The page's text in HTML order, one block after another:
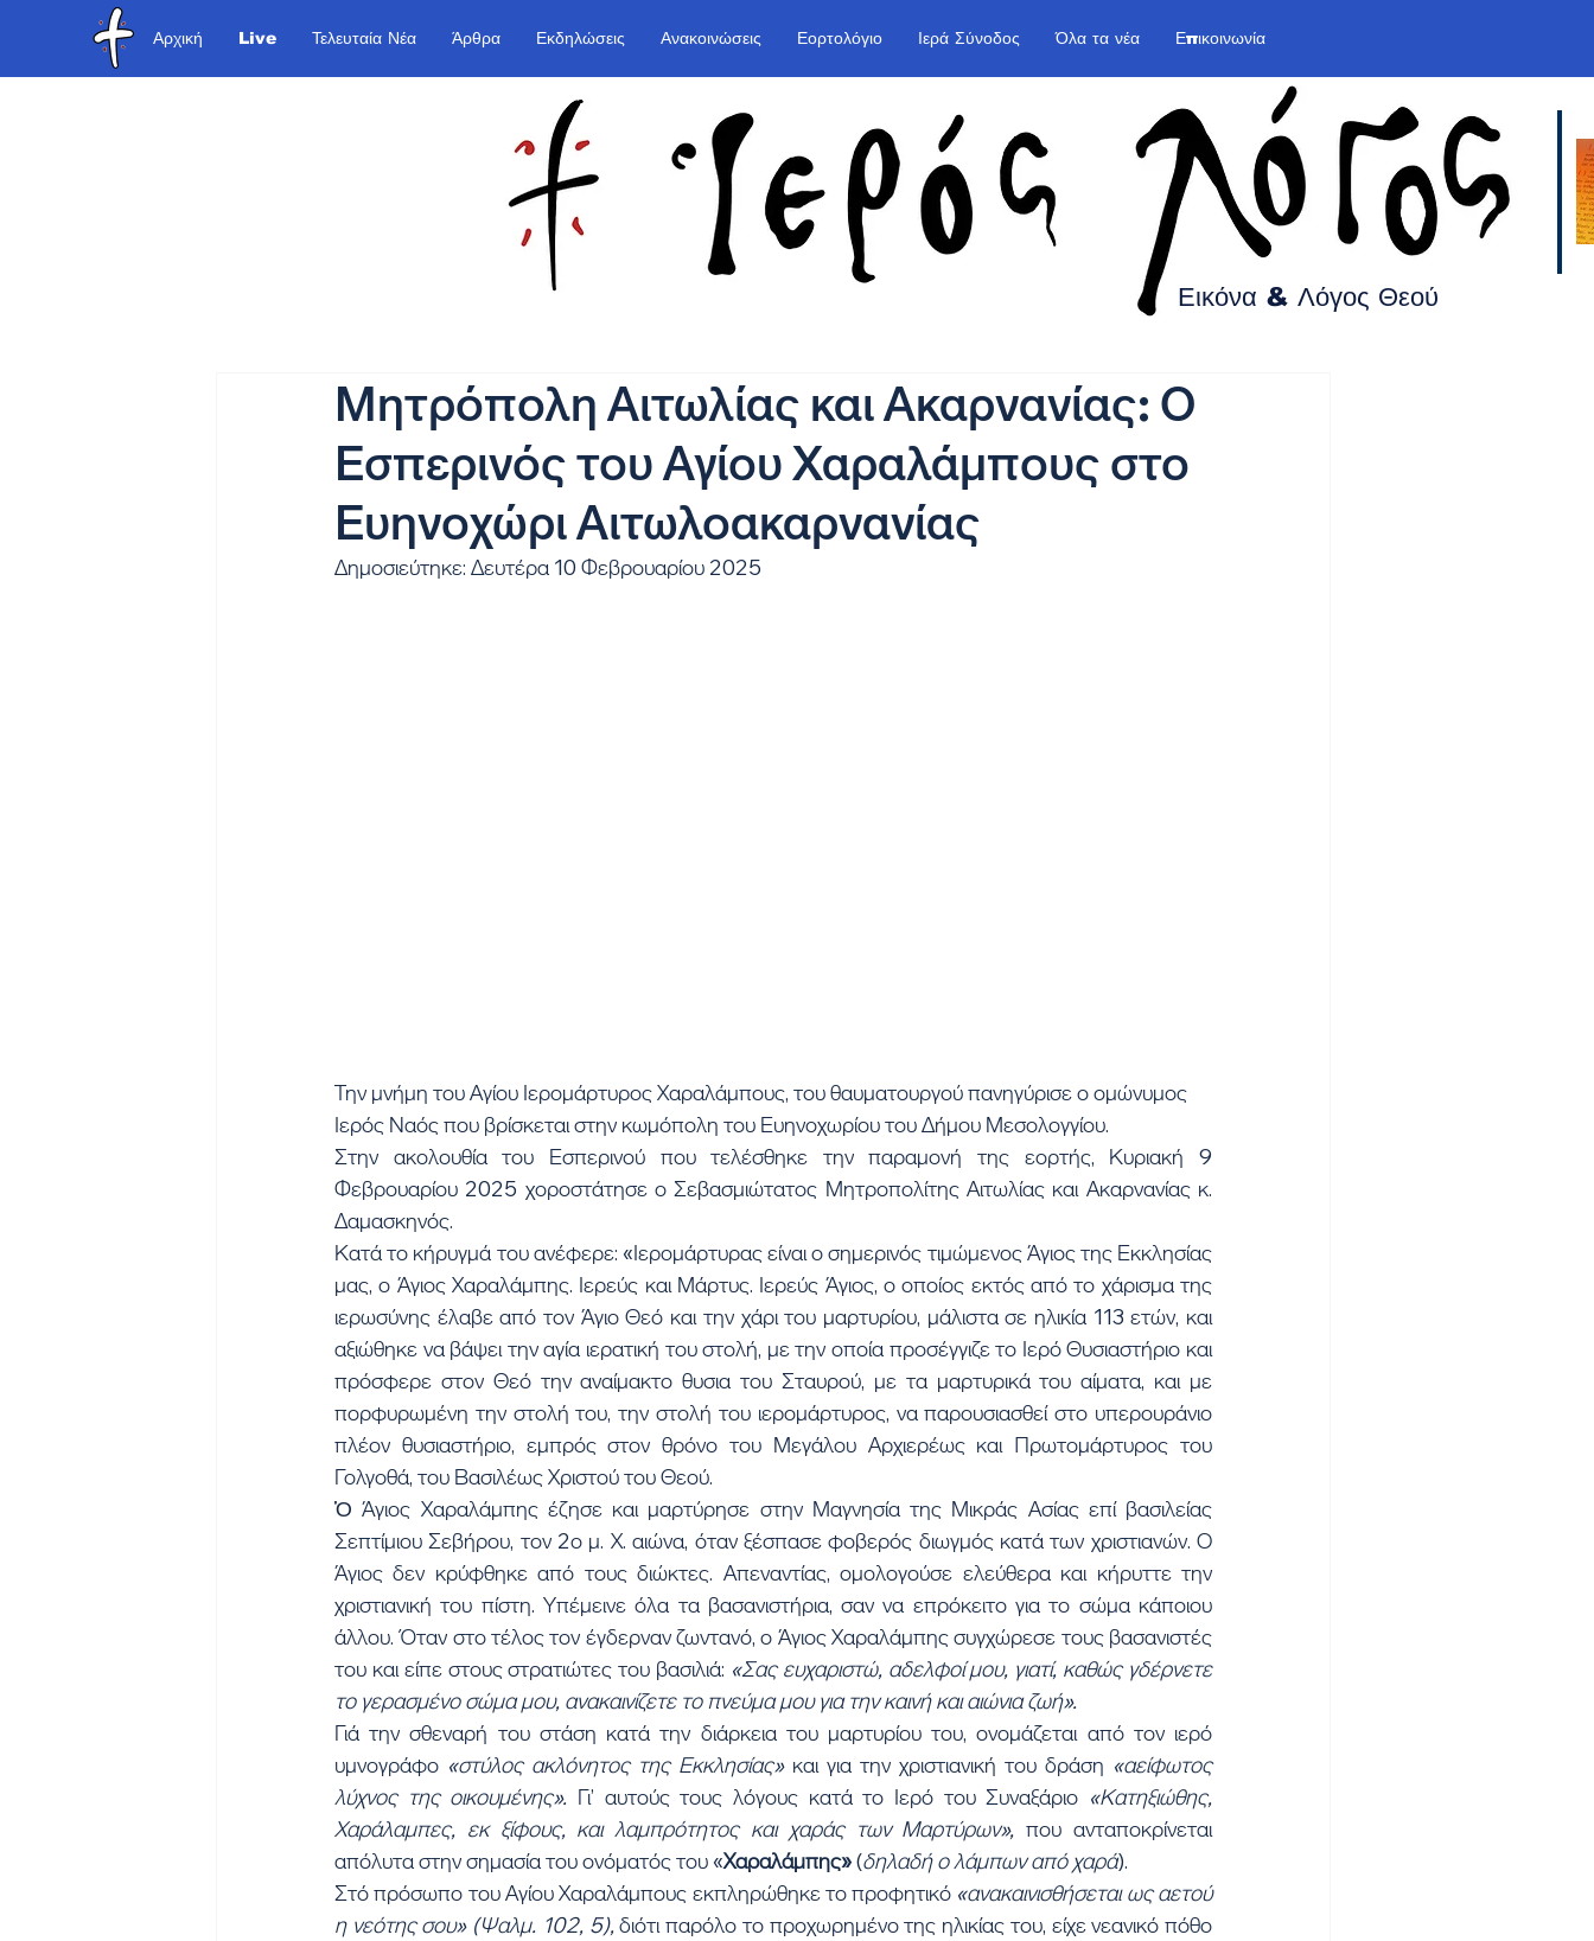
Αρχική Live Τελευταία Νέα Άρθρα Εκδηλώσεις Ανακοινώσεις Εορτολόγιο Ιερά Σύνοδος Όλα τα νέα Επικοινωνία
Εικόνα & Λόγος Θεού
Μητρόπολη Αιτωλίας και Ακαρνανίας: Ο
Εσπερινός του Αγίου Χαραλάμπους στο
Ευηνοχώρι Αιτωλοακαρνανίας
Δημοσιεύτηκε: Δευτέρα 10 Φεβρουαρίου 2025
Την μνήμη του Αγίου Ιερομάρτυρος Χαραλάμπους, του θαυματουργού πανηγύρισε ο ομώνυμος
Ιερός Ναός που βρίσκεται στην κωμόπολη του Ευηνοχωρίου του Δήμου Μεσολογγίου.
Στην ακολουθία του Εσπερινού που τελέσθηκε την παραμονή της εορτής, Κυριακή 9
Φεβρουαρίου 2025 χοροστάτησε ο Σεβασμιώτατος Μητροπολίτης Αιτωλίας και Ακαρνανίας κ.
Δαμασκηνός.
Κατά το κήρυγμά του ανέφερε: «Ιερομάρτυρας είναι ο σημερινός τιμώμενος Άγιος της Εκκλησίας
μας, ο Άγιος Χαραλάμπης. Ιερεύς και Μάρτυς. Ιερεύς Άγιος, ο οποίος εκτός από το χάρισμα της
ιερωσύνης έλαβε από τον Άγιο Θεό και την χάρι του μαρτυρίου, μάλιστα σε ηλικία 113 ετών, και
αξιώθηκε να βάψει την αγία ιερατική του στολή, με την οποία προσέγγιζε το Ιερό Θυσιαστήριο και
πρόσφερε στον Θεό την αναίμακτο θυσια του Σταυρού, με τα μαρτυρικά του αίματα, και με
πορφυρωμένη την στολή του, την στολή του ιερομάρτυρος, να παρουσιασθεί στο υπερουράνιο
πλέον θυσιαστήριο, εμπρός στον θρόνο του Μεγάλου Αρχιερέως και Πρωτομάρτυρος του
Γολγοθά, του Βασιλέως Χριστού του Θεού.
Ὁ Άγιος Χαραλάμπης έζησε και μαρτύρησε στην Μαγνησία της Μικράς Ασίας επί βασιλείας
Σεπτίμιου Σεβήρου, τον 2ο μ. Χ. αιώνα, όταν ξέσπασε φοβερός διωγμός κατά των χριστιανών. Ο
Άγιος δεν κρύφθηκε από τους διώκτες. Απεναντίας, ομολογούσε ελεύθερα και κήρυττε την
χριστιανική του πίστη. Υπέμεινε όλα τα βασανιστήρια, σαν να επρόκειτο για το σώμα κάποιου
άλλου. Όταν στο τέλος τον έγδερναν ζωντανό, ο Άγιος Χαραλάμπης συγχώρεσε τους βασανιστές
του και είπε στους στρατιώτες του βασιλιά: «Σας ευχαριστώ, αδελφοί μου, γιατί, καθώς γδέρνετε
το γερασμένο σώμα μου, ανακαινίζετε το πνεύμα μου για την καινή και αιώνια ζωή».
Γιά την σθεναρή του στάση κατά την διάρκεια του μαρτυρίου του, ονομάζεται από τον ιερό
υμνογράφο «στύλος ακλόνητος της Εκκλησίας» και για την χριστιανική του δράση «αείφωτος
λύχνος της οικουμένης». Γι’ αυτούς τους λόγους κατά το Ιερό του Συναξάριο «Κατηξιώθης,
Χαράλαμπες, εκ ξίφους, και λαμπρότητος και χαράς των Μαρτύρων», που ανταποκρίνεται
απόλυτα στην σημασία του ονόματός του «Χαραλάμπης» (δηλαδή ο λάμπων από χαρά).
Στό πρόσωπο του Αγίου Χαραλάμπους εκπληρώθηκε το προφητικό «ανακαινισθήσεται ως αετού
η νεότης σου» (Ψαλμ. 102, 5), διότι παρόλο το προχωρημένο της ηλικίας του, είχε νεανικό πόθο